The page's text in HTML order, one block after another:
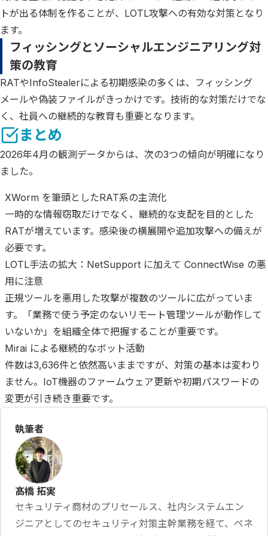
トが出る体制を作ることが、LOTL攻撃への有効な対策となり
ます。
フィッシングとソーシャルエンジニアリング対
策の教育
RATやInfoStealerによる初期感染の多くは、フィッシング
メールや偽装ファイルがきっかけです。技術的な対策だけでな
く、社員への継続的な教育も重要となります。
まとめ
2026年4月の観測データからは、次の3つの傾向が明確になり
ました。
XWorm を筆頭としたRAT系の主流化
一時的な情報窃取だけでなく、継続的な支配を目的とした
RATが増えています。感染後の横展開や追加攻撃への備えが
必要です。
LOTL手法の拡大：NetSupport に加えて ConnectWise の悪
用に注意
正規ツールを悪用した攻撃が複数のツールに広がっていま
す。「業務で使う予定のないリモート管理ツールが動作して
いないか」を組織全体で把握することが重要です。
Mirai による継続的なボット活動
件数は3,636件と依然高いままですが、対策の基本は変わり
ません。IoT機器のファームウェア更新や初期パスワードの
変更が引き続き重要です。
執筆者
髙橋 拓実
セキュリティ商材のプリセールス、社内システムエン
ジニアとしてのセキュリティ対策主幹業務を経て、ペネ